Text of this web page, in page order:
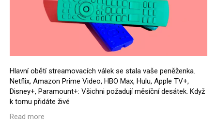
Hlavní obětí streamovacích válek se stala vaše peněženka.
Netflix, Amazon Prime Video, HBO Max, Hulu, Apple TV+,
Disney+, Paramount+: Všichni požadují měsíční desátek. Když
k tomu přidáte živé
Read more